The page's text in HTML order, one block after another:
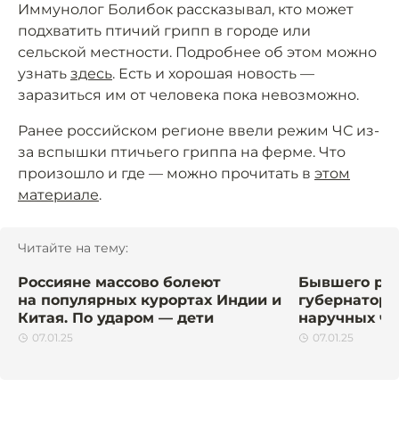
Иммунолог Болибок рассказывал, кто может
подхватить птичий грипп в городе или
сельской местности. Подробнее об этом можно
узнать здесь. Есть и хорошая новость —
заразиться им от человека пока невозможно.
Ранее российском регионе ввели режим ЧС из-
за вспышки птичьего гриппа на ферме. Что
произошло и где — можно прочитать в этом
материале.
Читайте на тему:
Россияне массово болеют
на популярных курортах Индии и
Китая. По ударом — дети
07.01.25
Бывшего
наручных
07.01.25